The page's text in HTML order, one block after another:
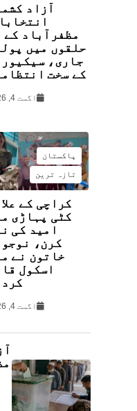
آزاد
مظفرآباد کے
حلقوں میں
جاری،
کے سخت
اگست 4, 2026
پاکستان
تازہ ترین
کراچی کے
کٹی پہاڑی
امید کی
کرن،
خاتون نے
اسکول
اگست 4, 2026